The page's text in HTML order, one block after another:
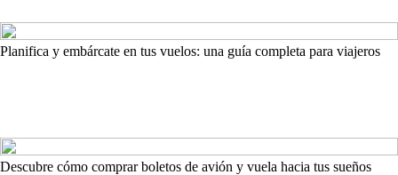
Planifica y embárcate en tus vuelos: una guía completa para viajeros
Descubre cómo comprar boletos de avión y vuela hacia tus sueños